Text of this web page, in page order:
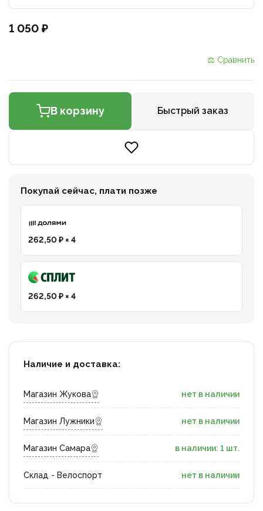
1 050 ₽
⚖ Сравнить
В корзину Быстрый заказ
Покупай сейчас, плати позже
262,50 ₽ × 4
262,50 ₽ × 4
Наличие и доставка:
Магазин Жукова нет в наличии
Магазин Лужники нет в наличии
Магазин Самара в наличии: 1 шт.
Склад - Велоспорт нет в наличии